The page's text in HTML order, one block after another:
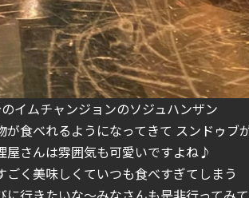
イムチャンジョンのソジュハンザン
が食べれるようになってきて スンドゥブ
屋さんは雰囲気も可愛いですよね♪
ごく美味しくていつも食べすぎてしまう